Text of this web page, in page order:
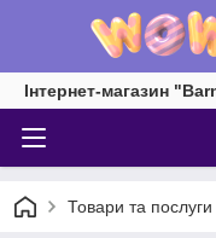
Інтернет-магазин
Товари та послуги